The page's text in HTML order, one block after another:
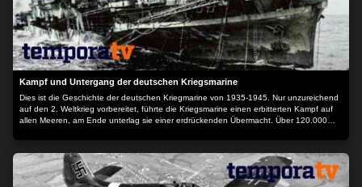
Kampf und Untergang der deutschen Kriegsmarine
Dies ist die Geschichte der deutschen Kriegmarine von 1935-1945. Nur unzureichend
auf den 2. Weltkrieg vorbereitet, führte die Kriegsmarine einen erbitterten Kampf auf
allen Meeren, am Ende unterlag sie einer erdrückenden Übermacht. Über 120.000
die hier gezeigten Aufnahmen verdanken. Sie alle hatten auf ihre politische Führung
so wenig Einlusss wie die Soldaten ihrer Gegner auf deren Führung. Unser Bericht
gibt im Wesentlichen Originalkommentare und -bilder wieder: sie ist unerläßlich, wenn
der Geist jener Epoche und das daraus hervorgegangene Geschehen sowie die